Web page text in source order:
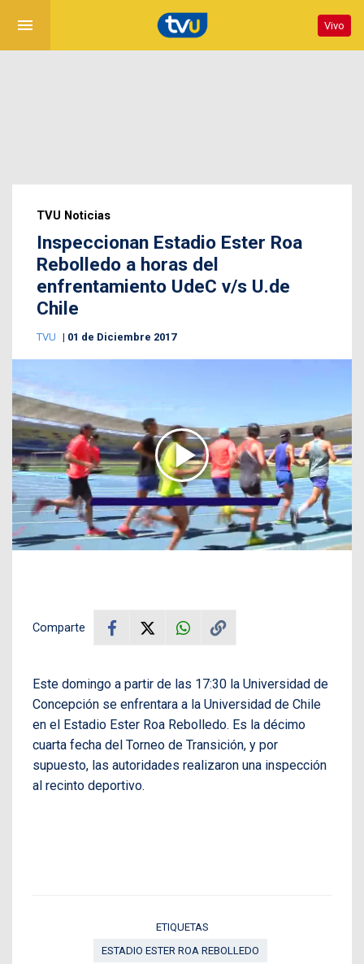
menu Vivo
TVU Noticias
Inspeccionan Estadio Ester Roa
Rebolledo a horas del
enfrentamiento UdeC v/s U.de
Chile
TVU 01 de Diciembre 2017
Comparte
Este domingo a partir de las 17:30 la Universidad de
Concepción se enfrentara a la Universidad de Chile
en el Estadio Ester Roa Rebolledo. Es la décimo
cuarta fecha del Torneo de Transición, y por
supuesto, las autoridades realizaron una inspección
al recinto deportivo.
ETIQUETAS
ESTADIO ESTER ROA REBOLLEDO